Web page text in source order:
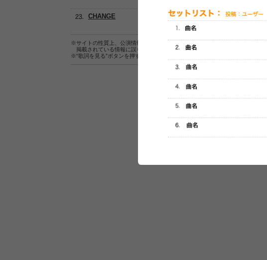
CHANGE
※サイトの性質上、公演情報およびセットリスト情報の正確性は保証されませ
掲載されている情報に誤りがある場合は、 こちら
※“歌詞を見る”ボタンを押すと、株式会社ページワンが運営する歌詞サイト「